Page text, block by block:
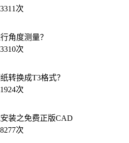
次
角度测量？
次
转换成T3格式？
次
装之免费正版CAD
次